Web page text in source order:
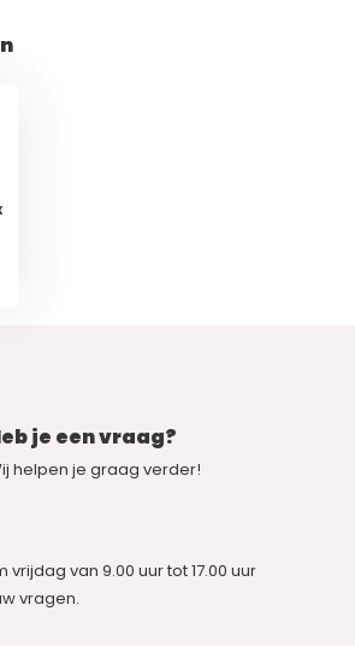
je een vraag?
helpen je graag verder!
van 9.00 uur tot 17.00 uur
vragen.